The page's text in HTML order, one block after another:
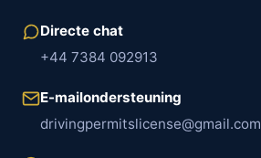
Directe chat
+44 7384 092913
E-mailondersteuning
drivingpermitslicense@gmail.com